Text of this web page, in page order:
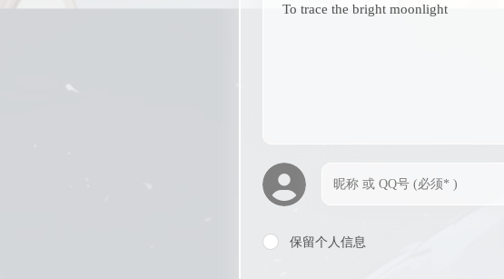
To trace the bright moonlight
保留个人信息